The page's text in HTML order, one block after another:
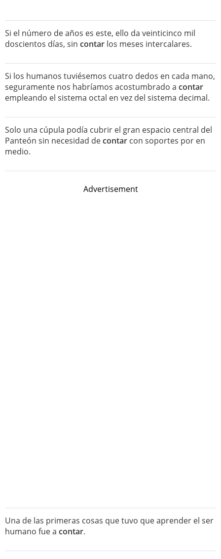
Si el número de años es este, ello da veinticinco mil
doscientos días, sin contar los meses intercalares.
Si los humanos tuviésemos cuatro dedos en cada mano,
seguramente nos habríamos acostumbrado a contar
empleando el sistema octal en vez del sistema decimal.
Solo una cúpula podía cubrir el gran espacio central del
Panteón sin necesidad decontar con soportes por en
medio.
Advertisement
Una de las primeras cosas que tuvo que aprender el ser
humano fue a contar.